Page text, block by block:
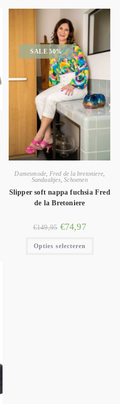
SALE 50%
Damesmode, Fred de la bretoniere,
Sandaaltjes,Schoenen
Slipper soft nappa fuchsia Fred
de la Bretoniere
€149,95 €74,97
Opties selecteren